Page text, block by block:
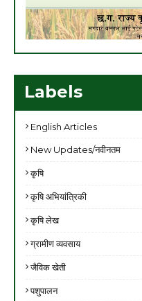
Labels
English Articles
New Updates/नवीनतम
कृषि
कृषि अभियांत्रिकी
कृषि लेख
ग्रामीण व्यवसाय
जैविक खेती
पशुपालन